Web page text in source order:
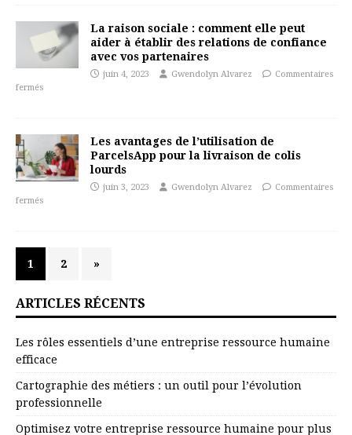
La raison sociale : comment elle peut
aider à établir des relations de confiance
avec vos partenaires
juin 4, 2023 Gwendolyn Alvarez
Commentaires
fermés
Les avantages de l’utilisation de
ParcelsApp pour la livraison de colis
lourds
juin 3, 2023 Gwendolyn Alvarez
Commentaires
fermés
1 2 »
ARTICLES RÉCENTS
Les rôles essentiels d’une entreprise ressource humaine
efficace
Cartographie des métiers : un outil pour l’évolution
professionnelle
Optimisez votre entreprise ressource humaine pour plus